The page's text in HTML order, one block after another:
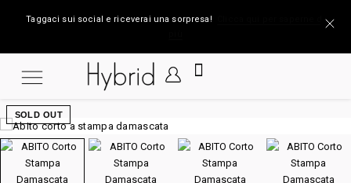
Taggaci sui social e riceverai una sorpresa!
SOLD OUT